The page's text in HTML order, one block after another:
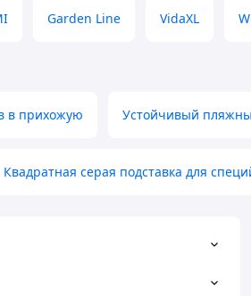
Garden Line VidaXL
в прихожую Устойчивый
Квадратная серая подставка для